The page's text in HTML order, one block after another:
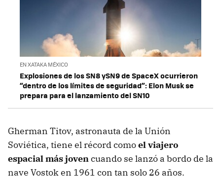
EN XATAKA MÉXICO
Explosiones de los SN8 ySN9 de SpaceX ocurrieron
“dentro de los límites de seguridad”: Elon Musk se
prepara para el lanzamiento del SN10
Gherman Titov, astronauta de la Unión
Soviética, tiene el récord comoel viajero
espacial más jovencuando se lanzó a bordo de la
nave Vostok en 1961 con tan solo 26 años.